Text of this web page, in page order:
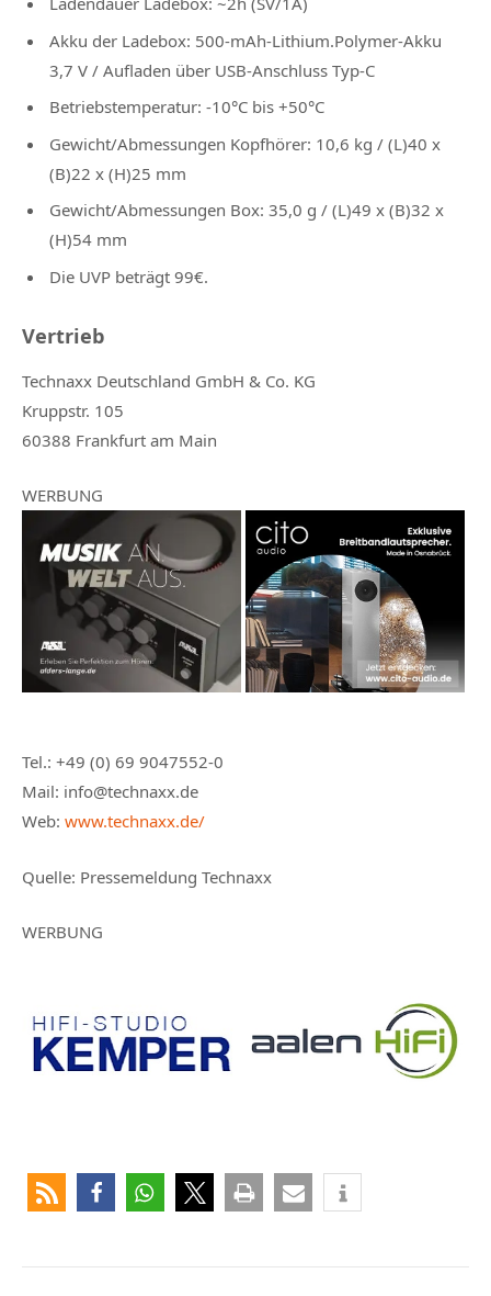
Akku der Ladebox: 500-mAh-Lithium.Polymer-Akku
3,7 V / Aufladen über USB-Anschluss Typ-C
Betriebstemperatur: -10°C bis +50°C
Gewicht/Abmessungen Kopfhörer: 10,6 kg / (L)40 x
(B)22 x (H)25 mm
Gewicht/Abmessungen Box: 35,0 g / (L)49 x (B)32 x
(H)54 mm
Die UVP beträgt 99€.
Vertrieb
Technaxx Deutschland GmbH & Co. KG
Kruppstr. 105
60388 Frankfurt am Main
WERBUNG
Tel.: +49 (0) 69 9047552-0
Mail: info@technaxx.de
Web: www.technaxx.de/
Quelle: Pressemeldung Technaxx
WERBUNG